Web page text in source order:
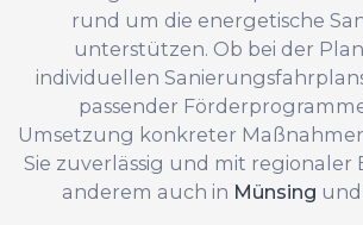
rund um die energetische
unterstützen. Ob bei der
individuellen
passender
Umsetzung konkreter
Sie zuverlässig und mit regionaler
anderem auch in Münsing und